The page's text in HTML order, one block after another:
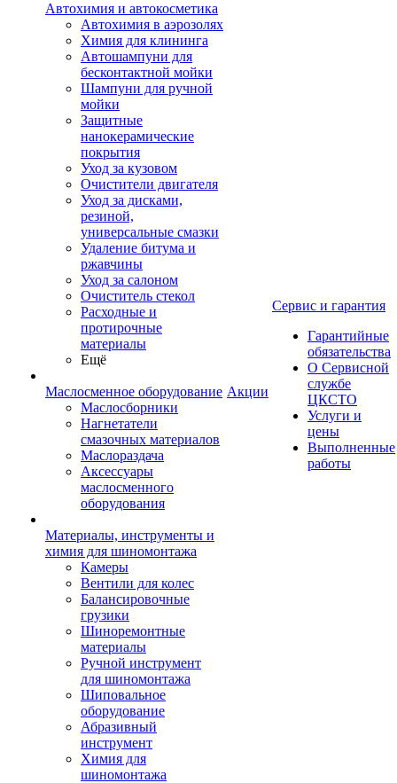
Автохимия и автокосметика
Автохимия в аэрозолях
Химия для клининга
Автошампуни для
бесконтактной мойки
Шампуни для ручной
мойки
Защитные
нанокерамические
покрытия
Уход за кузовом
Очистители двигателя
Уход за дисками,
резиной,
универсальные смазки
Удаление битума и
ржавчины
Уход за салоном
Очиститель стекол
Расходные и
протирочные
материалы
Ещё
Маслосменное оборудование
Маслосборники
Нагнетатели
смазочных материалов
Маслораздача
Аксессуары
маслосменного
оборудования
Материалы, инструменты и
химия для шиномонтажа
Камеры
Вентили для колес
Балансировочные
грузики
Шиноремонтные
материалы
Ручной инструмент
для шиномонтажа
Шиповальное
оборудование
Абразивный
инструмент
Химия для
шиномонтажа
Акции
Сервис и гарантия
Гарантийные
обязательства
О Сервисной
службе
ЦКСТО
Услуги и
цены
Выполненные
работы